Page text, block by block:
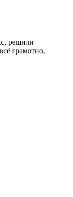
решили
грамотно,